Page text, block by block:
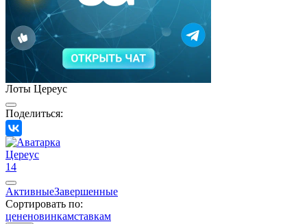
Лоты Цереус
Поделиться:
Цереус
14
АктивныеЗавершенные
Сортировать по:
цененовинкамставкам